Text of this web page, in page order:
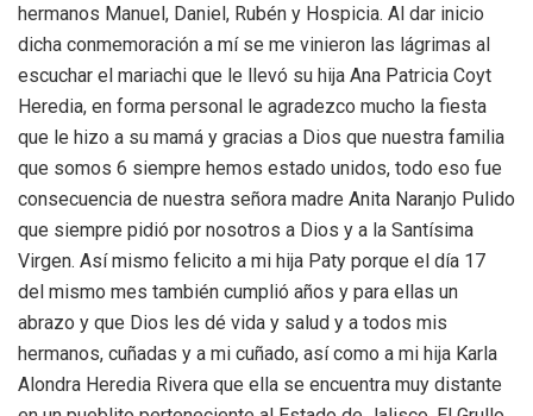
hermanos Manuel, Daniel, Rubén y Hospicia. Al dar inicio
dicha conmemoración a mí se me vinieron las lágrimas al
escuchar el mariachi que le llevó su hija Ana Patricia Coyt
Heredia, en forma personal le agradezco mucho la fiesta
que le hizo a su mamá y gracias a Dios que nuestra familia
que somos 6 siempre hemos estado unidos, todo eso fue
consecuencia de nuestra señora madre Anita Naranjo Pulido
que siempre pidió por nosotros a Dios y a la Santísima
Virgen. Así mismo felicito a mi hija Paty porque el día 17
del mismo mes también cumplió años y para ellas un
abrazo y que Dios les dé vida y salud y a todos mis
hermanos, cuñadas y a mi cuñado, así como a mi hija Karla
Alondra Heredia Rivera que ella se encuentra muy distante